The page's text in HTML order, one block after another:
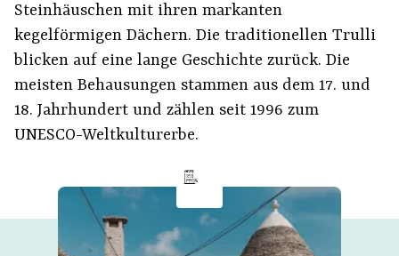
Steinhäuschen mit ihren markanten
kegelförmigen Dächern. Die traditionellen Trulli
blicken auf eine lange Geschichte zurück. Die
meisten Behausungen stammen aus dem 17. und
18. Jahrhundert und zählen seit 1996 zum
UNESCO-Weltkulturerbe.